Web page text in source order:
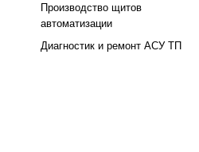
Производство щитов
автоматизации
Диагностик и ремонт АСУ ТП